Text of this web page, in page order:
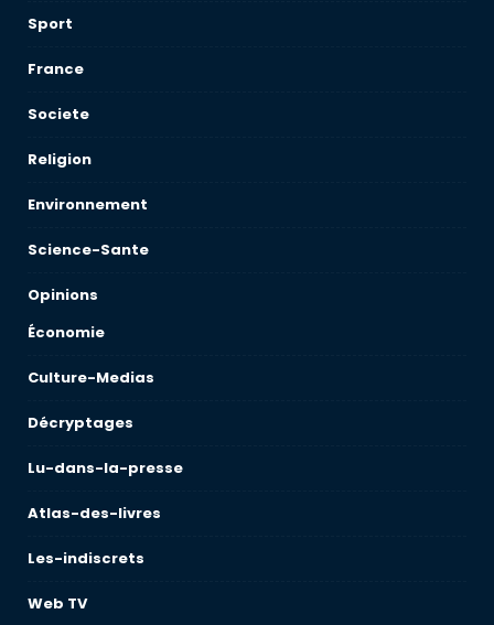
Sport
France
Societe
Religion
Environnement
Science-Sante
Opinions
Économie
Culture-Medias
Décryptages
Lu-dans-la-presse
Atlas-des-livres
Les-indiscrets
Web TV